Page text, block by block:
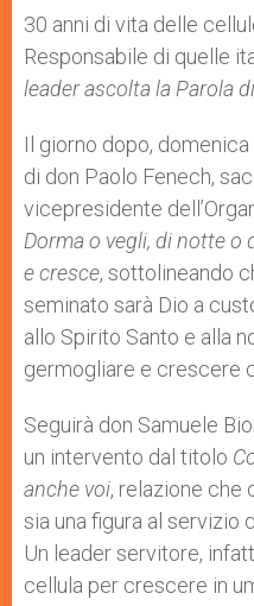
30 anni di vita delle
Responsabile di quelle
leader ascolta la Parola
Il giorno dopo,
di don Paolo Fenech,
vicepresidente
Dorma o vegli, di notte o
e cresce, sottolineando
seminato sarà Dio a
allo Spirito Santo e alla
germogliare e crescere
Seguirà don Samuele
un intervento dal titolo
anche voi, relazione che
sia una figura al servizio
Un leader servitore,
cellula per crescere in